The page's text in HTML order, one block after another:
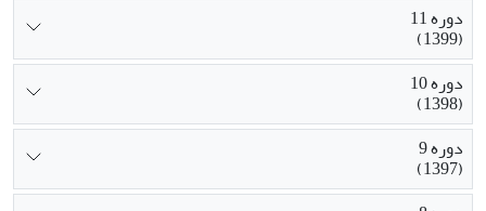
دوره 11
(1399)
دوره 10
(1398)
دوره 9
(1397)